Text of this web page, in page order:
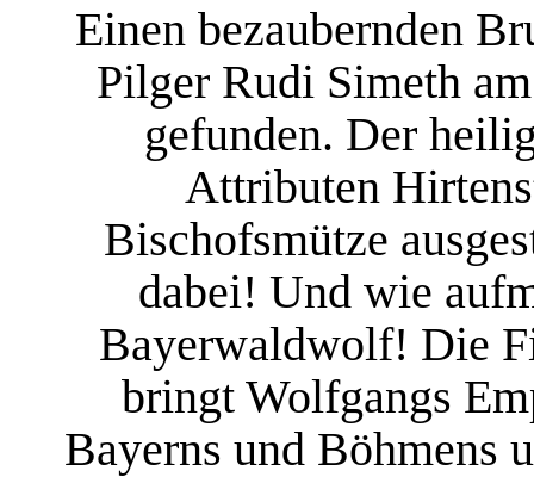
Einen bezaubernden
Pilger Rudi Simeth
gefunden. Der
Attributen
Bischofsmütze
dabei! Und wie
Bayerwaldwolf! Die
bringt Wolfgangs
Bayerns und Böhmens